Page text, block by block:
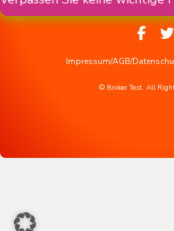
Impressum/AGB/
© Broker Test. All